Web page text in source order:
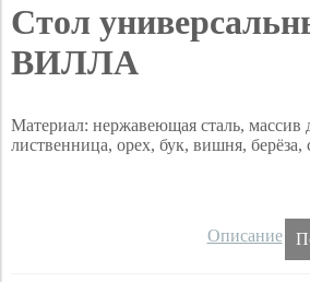
Стол
ВИЛЛА
Материал: нержавеющая сталь, массив
лиственница, орех, бук, вишня, берёза,
Описание